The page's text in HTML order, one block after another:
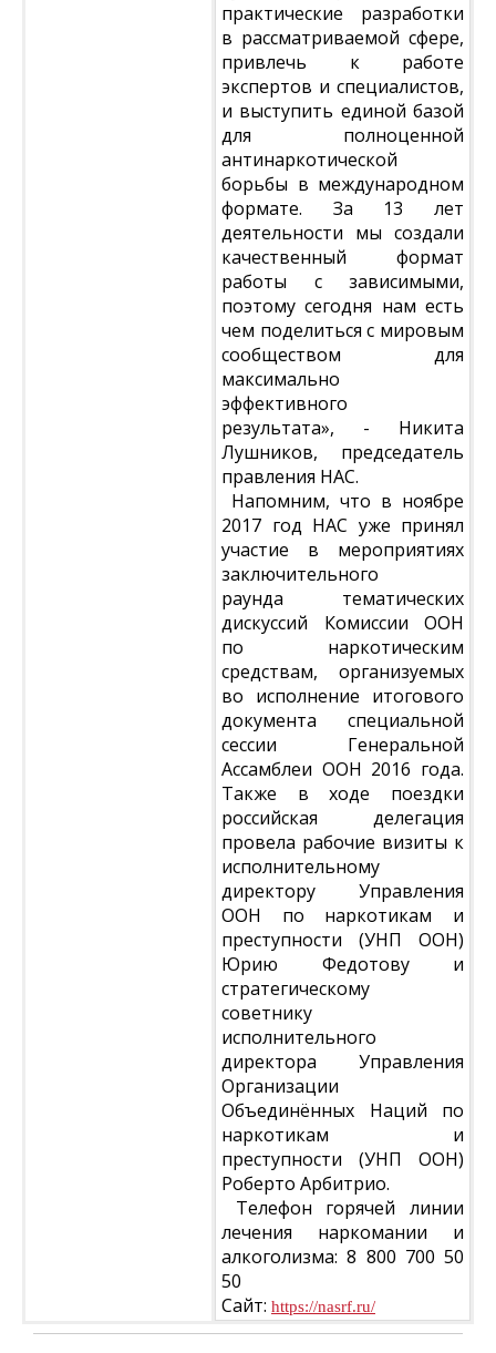
практические разработки
в рассматриваемой сфере,
привлечь к работе
экспертов и специалистов,
и выступить единой базой
для полноценной
антинаркотической
борьбы в международном
формате. За 13 лет
деятельности мы создали
качественный формат
работы с зависимыми,
поэтому сегодня нам есть
чем поделиться с мировым
сообществом для
максимально
эффективного
результата», - Никита
Лушников, председатель
правления НАС.
Напомним, что в ноябре
2017 год НАС уже принял
участие в мероприятиях
заключительного
раунда тематических
дискуссий Комиссии ООН
по наркотическим
средствам, организуемых
во исполнение итогового
документа специальной
сессии Генеральной
Ассамблеи ООН 2016 года.
Также в ходе поездки
российская делегация
провела рабочие визиты к
исполнительному
директору Управления
ООН по наркотикам и
преступности (УНП ООН)
Юрию Федотову и
стратегическому
советнику
исполнительного
директора Управления
Организации
Объединённых Наций по
наркотикам и
преступности (УНП ООН)
Роберто Арбитрио.
Телефон горячей линии
лечения наркомании и
алкоголизма: 8 800 700 50
50
Сайт: https://nasrf.ru/